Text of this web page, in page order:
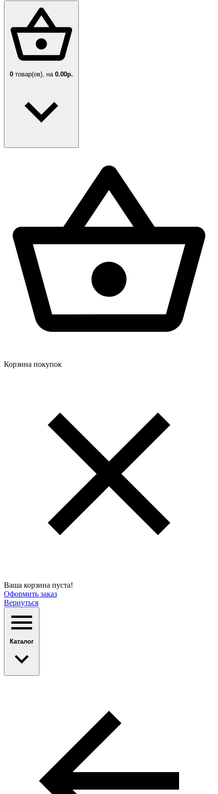
0 товар(ов), на 0.00р.
Корзина покупок
Ваша корзина пуста!
Оформить заказ
Вернуться
Каталог